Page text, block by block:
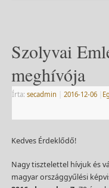
Szolyvai
meghívója
Írta: secadmin 2016-12-06
Kedves Érdeklődő!
Nagy tisztelettel hívjuk és
magyar országgyűlési